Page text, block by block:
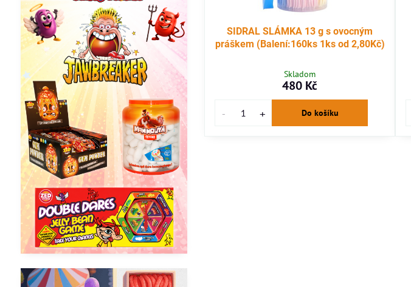
SIDRAL SLÁMKA 13 g s ovocným
práškem (Balení:160ks 1ks od 2,80Kč)
Skladom
480 Kč
Do košíku